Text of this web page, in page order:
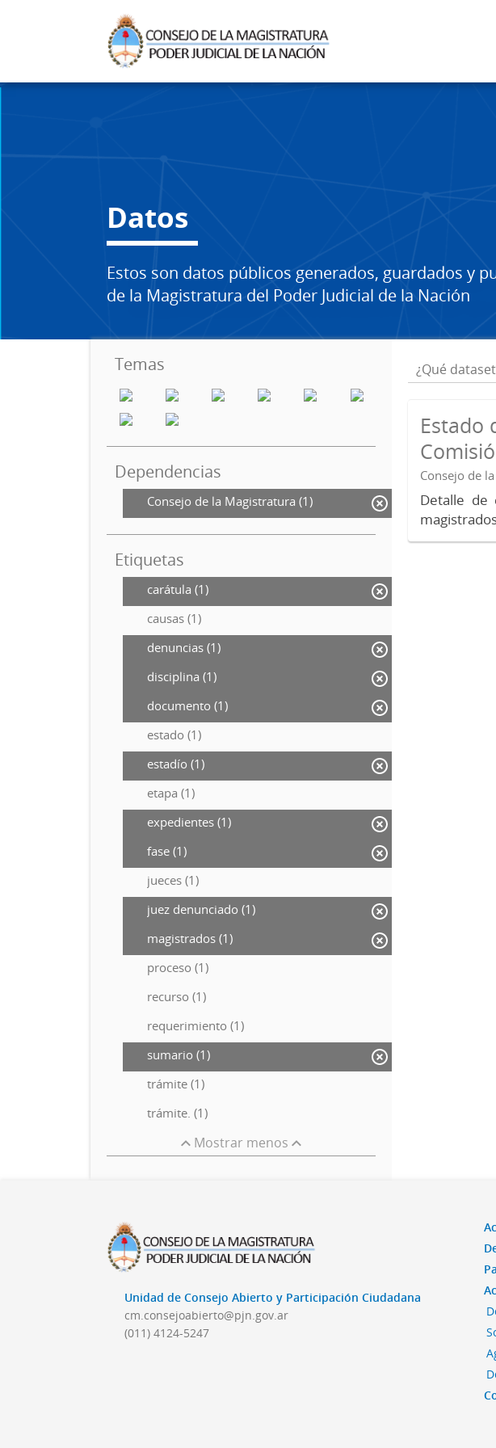
Datos
Estos son datos públicos generados, guardados y
de la Magistratura del Poder Judicial de la Nación
Temas
Dependencias
Consejo de la Magistratura (1)
Etiquetas
carátula (1)
causas (1)
denuncias (1)
disciplina (1)
documento (1)
estado (1)
estadío (1)
etapa (1)
expedientes (1)
fase (1)
jueces (1)
juez denunciado (1)
magistrados (1)
proceso (1)
recurso (1)
requerimiento (1)
sumario (1)
trámite (1)
trámite. (1)
Mostrar menos
Estado
Consejo de
Detalle de
Unidad de Consejo Abierto y Participación Ciudadana
cm.consejoabierto@pjn.gov.ar
(011) 4124-5247